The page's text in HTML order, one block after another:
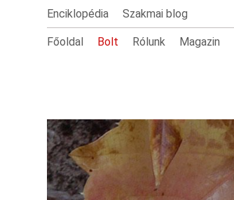
Enciklopédia Szakmai blog
Főoldal Bolt Rólunk Magazin